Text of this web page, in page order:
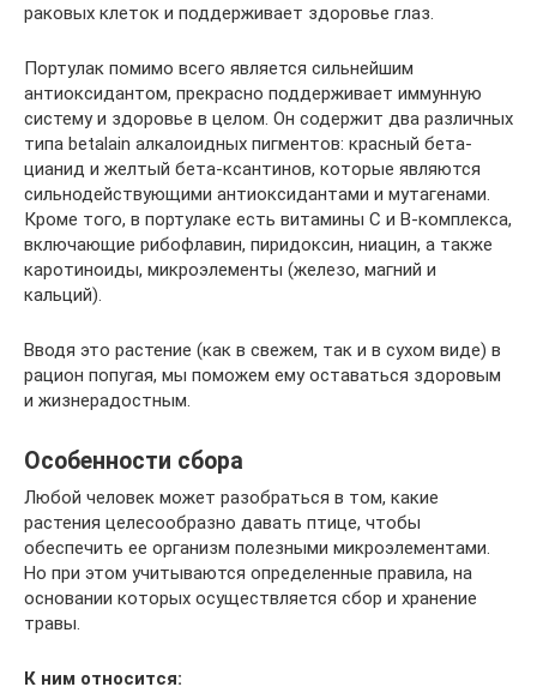
раковых клеток и поддерживает здоровье глаз.
Портулак помимо всего является сильнейшим
антиоксидантом, прекрасно поддерживает иммунную
систему и здоровье в целом. Он содержит два различных
типа betalain алкалоидных пигментов: красный бета-
цианид и желтый бета-ксантинов, которые являются
сильнодействующими антиоксидантами и мутагенами.
Кроме того, в портулаке есть витамины С и В-комплекса,
включающие рибофлавин, пиридоксин, ниацин, а также
каротиноиды, микроэлементы (железо, магний и
кальций).
Вводя это растение (как в свежем, так и в сухом виде) в
рацион попугая, мы поможем ему оставаться здоровым
и жизнерадостным.
Особенности сбора
Любой человек может разобраться в том, какие
растения целесообразно давать птице, чтобы
обеспечить ее организм полезными микроэлементами.
Но при этом учитываются определенные правила, на
основании которых осуществляется сбор и хранение
травы.
К ним относится: